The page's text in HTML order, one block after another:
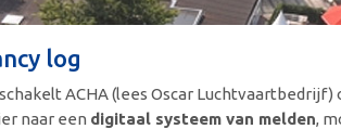
log
schakelt ACHA (lees Oscar Luchtvaartbedrijf)
naar een digitaal systeem van melden,